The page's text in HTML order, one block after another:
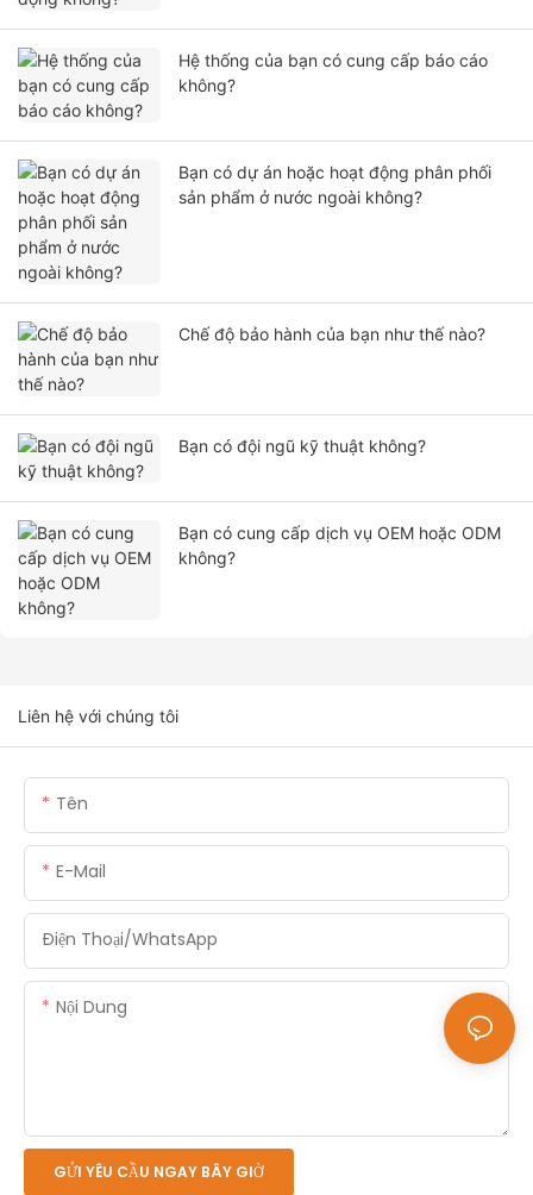
Hệ thống của bạn có cung cấp báo cáo
không?
Bạn có dự án hoặc hoạt động phân phối
sản phẩm ở nước ngoài không?
Chế độ bảo hành của bạn như thế nào?
Bạn có đội ngũ kỹ thuật không?
Bạn có cung cấp dịch vụ OEM hoặc ODM
không?
Liên hệ với chúng tôi
Tên
E-Mail
Điện Thoại/whatsApp
Nội Dung
GỬI YÊU CẦU NGAY BÂY GIỜ